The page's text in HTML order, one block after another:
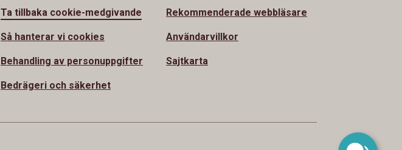
Ta tillbaka cookie-medgivande
Så hanterar vi cookies
Behandling av personuppgifter
Bedrägeri och säkerhet
Rekommenderade webbläsare
Användarvillkor
Sajtkarta